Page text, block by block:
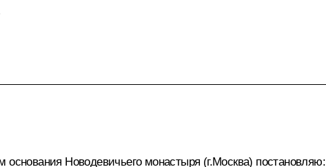
Новодевичьего монастыря (г.Москва) постановляю: